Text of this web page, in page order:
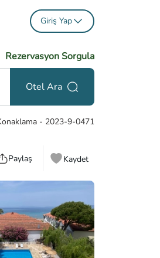
Giriş Yap
Rezervasyon Sorgula
Otel Ara
- 2023-9-0471
Paylaş Kaydet